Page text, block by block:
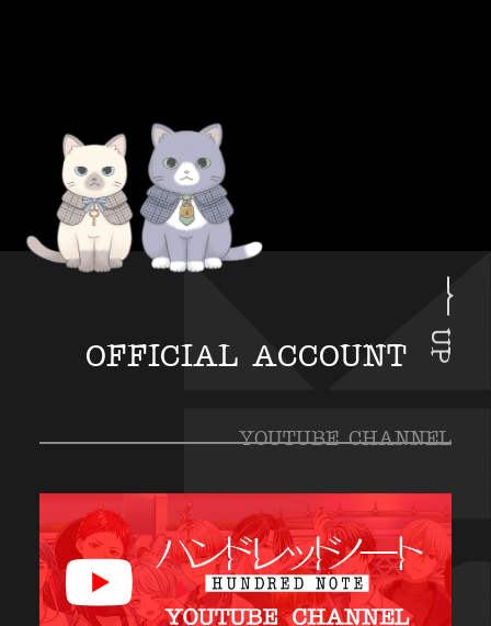
UP
OFFICIAL ACCOUNT
YOUTUBE CHANNEL